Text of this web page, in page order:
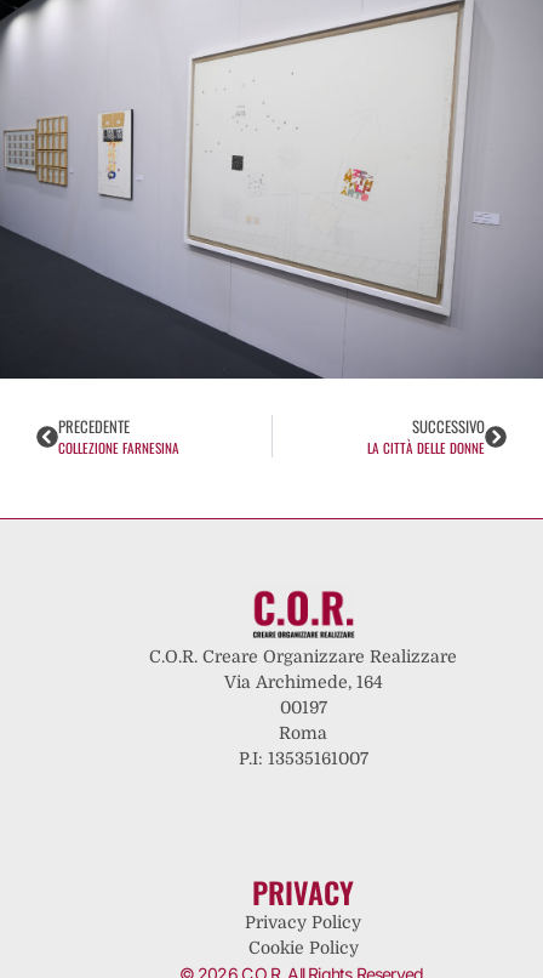
PRECEDENTE
COLLEZIONE FARNESINA
SUCCESSIVO
LA CITTÀ DELLE DONNE
C.O.R. Creare Organizzare Realizzare
Via Archimede, 164
00197
Roma
P.I: 13535161007
PRIVACY
Privacy Policy
Cookie Policy
© 2026 C.O.R. All Rights Reserved.